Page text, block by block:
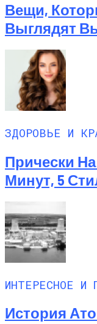
Вещи,
Выглядят
ЗДОРОВЬЕ И
Прически
Минут, 5
ИНТЕРЕСНОЕ И
История